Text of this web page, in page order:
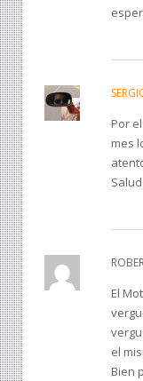
Por
mes
El
el
Bien